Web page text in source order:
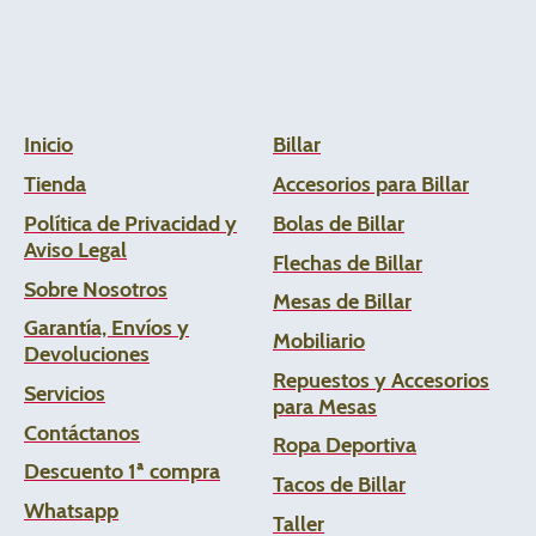
Inicio
Tienda
Política de Privacidad y
Aviso Legal
Sobre Nosotros
Garantía, Envíos y
Devoluciones
Servicios
Contáctanos
Descuento 1ª compra
Whatsapp
Billar
Accesorios para Billar
Bolas de Billar
Flechas de Billar
Mesas de Billar
Mobiliario
Repuestos y Accesorios
para Mesas
Ropa Deportiva
Tacos de Billar
Taller